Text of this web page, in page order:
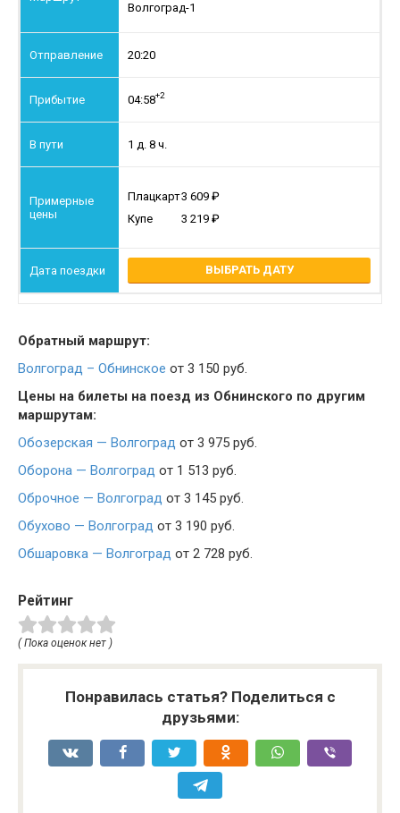
Волгоград-1
20:20
04:58+2
1 д. 8 ч.
Плацкарт3 609
Купе
3 219
ВЫБРАТЬ ДАТУ
Обратный маршрут:
Волгоград – Обнинское от 3 150 руб.
Цены на билеты на поезд из Обнинского по другим
маршрутам:
Обозерская — Волгоград от 3 975 руб.
Оборона — Волгоград от 1 513 руб.
Оброчное — Волгоград от 3 145 руб.
Обухово — Волгоград от 3 190 руб.
Обшаровка — Волгоград от 2 728 руб.
Рейтинг
( Пока оценок нет )
Понравилась статья? Поделиться с
друзьями: